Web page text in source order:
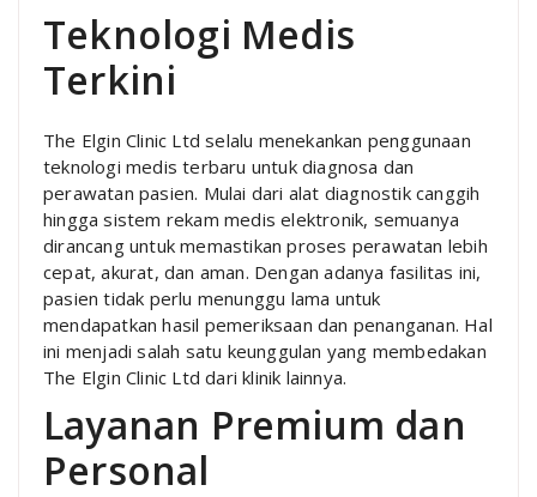
Teknologi Medis
Terkini
The Elgin Clinic Ltd selalu menekankan penggunaan
teknologi medis terbaru untuk diagnosa dan
perawatan pasien. Mulai dari alat diagnostik canggih
hingga sistem rekam medis elektronik, semuanya
dirancang untuk memastikan proses perawatan lebih
cepat, akurat, dan aman. Dengan adanya fasilitas ini,
pasien tidak perlu menunggu lama untuk
mendapatkan hasil pemeriksaan dan penanganan. Hal
ini menjadi salah satu keunggulan yang membedakan
The Elgin Clinic Ltd dari klinik lainnya.
Layanan Premium dan
Personal